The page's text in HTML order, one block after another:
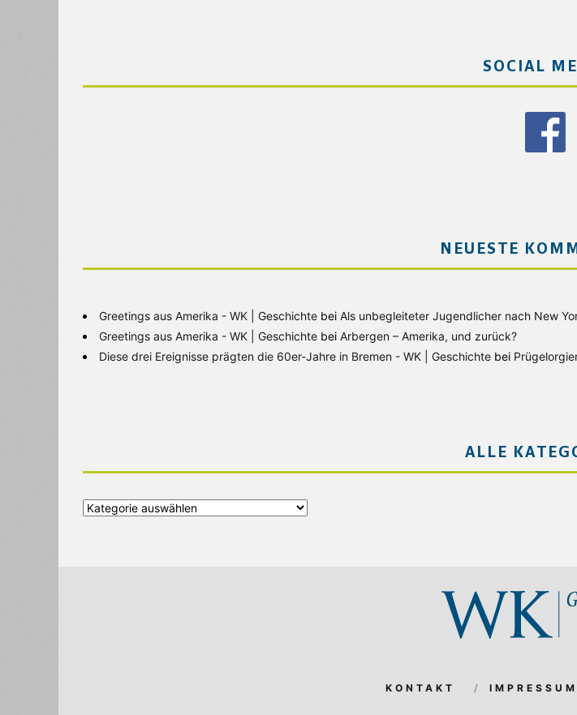
SOCIAL
NEUESTE
Greetings aus Amerika - WK | Geschichte bei Als unbegleiteter Jugendlicher nach New
Greetings aus Amerika - WK | Geschichte bei Arbergen – Amerika, und zurück?
Diese drei Ereignisse prägten die 60er-Jahre in Bremen - WK | Geschichte bei
ALLE
Alle
KONTAKT IMPRESSUM